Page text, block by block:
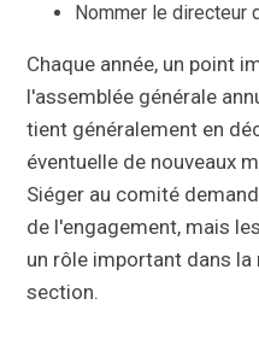
Nommer le directeur
Chaque année, un point
l'assemblée générale
tient généralement en
éventuelle de nouveaux
Siéger au comité
de l'engagement, mais
un rôle important dans
section.